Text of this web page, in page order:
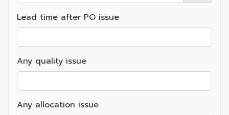
Lead time after PO issue
Any quality issue
Any allocation issue